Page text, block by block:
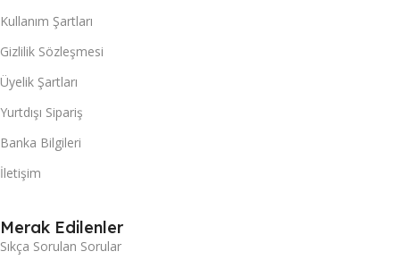
Kullanım Şartları
Gizlilik Sözleşmesi
Üyelik Şartları
Yurtdışı Sipariş
Banka Bilgileri
İletişim
Merak Edilenler
Sıkça Sorulan Sorular